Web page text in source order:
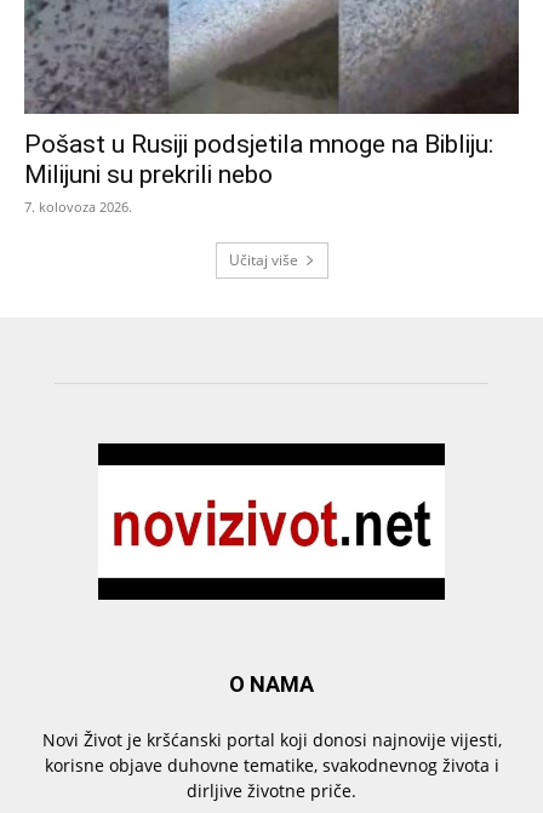
Pošast u Rusiji podsjetila mnoge na Bibliju:
Milijuni su prekrili nebo
7. kolovoza 2026.
Učitaj više
O NAMA
Novi Život je kršćanski portal koji donosi najnovije vijesti,
korisne objave duhovne tematike, svakodnevnog života i
dirljive životne priče.